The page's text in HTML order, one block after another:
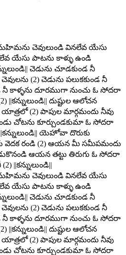
చెవులుండి వినలేవ యేసు
యేసు పాటను కాళ్ళు ఉండి
చెడును చూడకుండ నీ
(2) చెడును పలుకకుండ నీ
నీ కాళ్ళను దూరముగా నుంచు ఓ సోదరా
దుష్టుల ఆలోచన
(2) పాపుల మార్గమందు నీవు
చోటను కూర్చుండకుమా ఓ సోదరా
యెహోవా దొరుకు
రండి (2) ఆయన మీ సమీపమందు
ఆయన తట్టు తిరుగు ఓ సోదరా
||కన్నులుండి||
చెవులుండి వినలేవ యేసు
యేసు పాటను కాళ్ళు ఉండి
చెడును చూడకుండ నీ
(2) చెడును పలుకకుండ నీ
నీ కాళ్ళను దూరముగా నుంచు ఓ సోదరా
దుష్టుల ఆలోచన
(2) పాపుల మార్గమందు నీవు
చోటను కూర్చుండకుమా ఓ సోదరా